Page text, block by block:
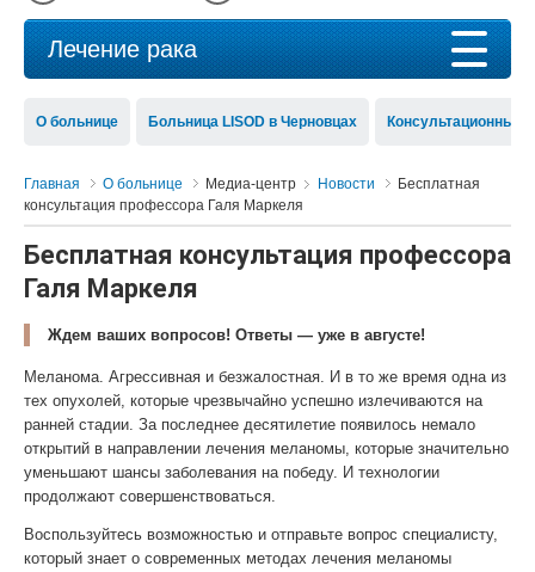
Лечение рака
О больнице Больница LISOD в Черновцах Консультационный
Главная О больнице Медиа-центр Новости
Бесплатная
консультация профессора Галя Маркеля
Бесплатная консультация профессора
Галя Маркеля
Ждем ваших вопросов! Ответы — уже в августе!
Меланома. Агрессивная и безжалостная. И в то же время одна из
тех опухолей, которые чрезвычайно успешно излечиваются на
ранней стадии. За последнее десятилетие появилось немало
открытий в направлении лечения меланомы, которые значительно
уменьшают шансы заболевания на победу. И технологии
продолжают совершенствоваться.
Воспользуйтесь возможностью и отправьте вопрос специалисту,
который знает о современных методах лечения меланомы